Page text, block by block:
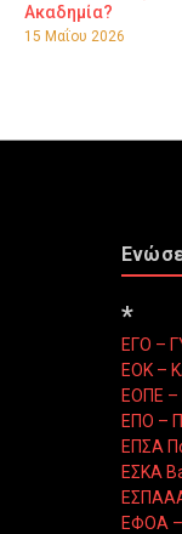
Ακαδημία?
15 Μαΐου 2026
*
ΕΓΟ –
ΕΟΚ –
ΕΟΠΕ –
ΕΠΟ –
ΕΠΣΑ
ΕΣΚΑ
ΕΦΟΑ –